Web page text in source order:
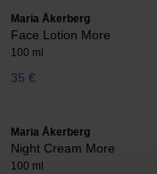
Maria Åkerberg
Face Lotion More
100 ml
35 €
Maria Åkerberg
Night Cream More
100 ml